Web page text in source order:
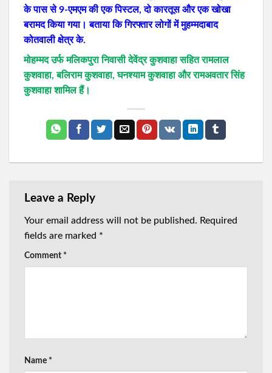
के पास से 9-एमएम की एक पिस्टल, दो कारतूस और एक खोखा
बरामद किया गया। बताया कि गिरफ्तार लोगों में मुहम्मदाबाद
कोतवाली क्षेत्र के.
मोहम्मद उर्फ मलिकपुरा निवासी देवेंद्र कुशवाहा सहित रामलाल
कुशवाहा, बलिराम कुशवाहा, घनश्याम कुशवाहा और रामअवतार सिंह
कुशवाहा शामिल हैं।
Leave a Reply
Your email address will not be published. Required
fields are marked *
Comment *
Name *